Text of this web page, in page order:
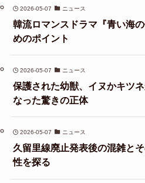
2026-05-07 ニュース
韓流ロマンスドラマ『青い海
めのポイント
2026-05-07 ニュース
保護された幼獣、イヌかキツ
なった驚きの正体
2026-05-07 ニュース
久留里線廃止発表後の混雑と
性を探る